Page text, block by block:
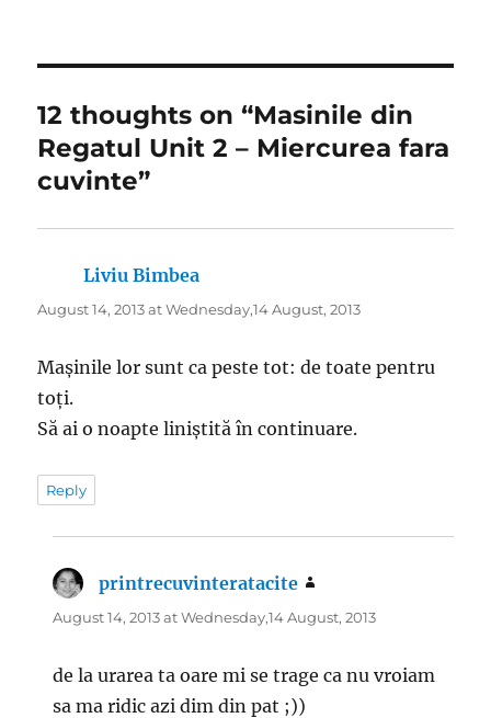
12 thoughts on “Masinile din
Regatul Unit 2 – Miercurea fara
cuvinte”
Liviu Bimbea
August 14, 2013 at Wednesday,14 August, 2013
Mașinile lor sunt ca peste tot: de toate pentru
toți.
Să ai o noapte liniștită în continuare.
Reply
printrecuvinteratacite
August 14, 2013 at Wednesday,14 August, 2013
de la urarea ta oare mi se trage ca nu vroiam
sa ma ridic azi dim din pat ;))